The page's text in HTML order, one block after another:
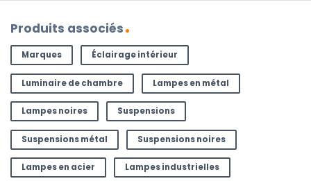
Produits associés
Marques Éclairage intérieur
Luminaire de chambre Lampes en métal
Lampes noires Suspensions
Suspensions métal Suspensions noires
Lampes en acier Lampes industrielles